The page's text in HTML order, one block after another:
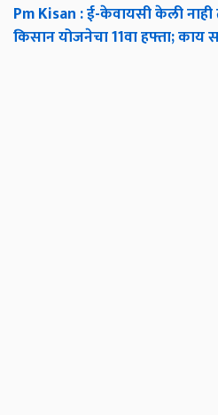
Pm Kisan : ई-केवायसी केली नाही
किसान योजनेचा 11वा हफ्ता; काय